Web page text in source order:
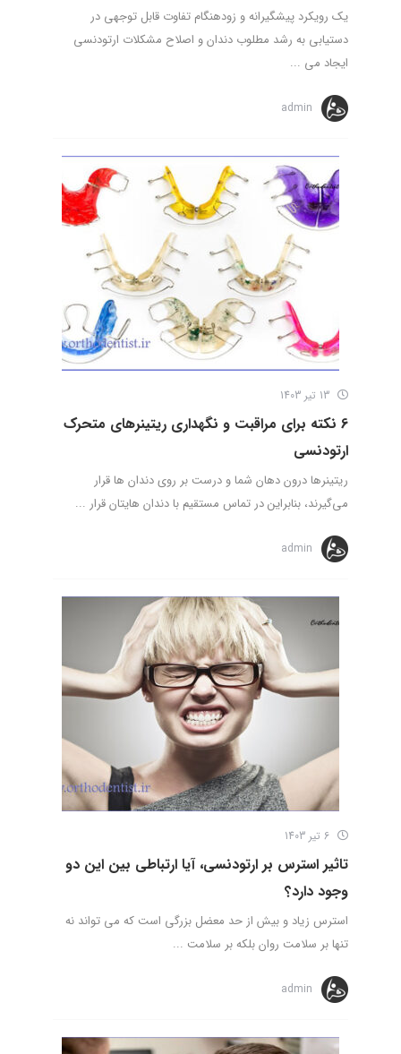
یک رویکرد پیشگیرانه و زودهنگام تفاوت قابل توجهی در
دستیابی به رشد مطلوب دندان و اصلاح مشکلات ارتودنسی
ایجاد می ...
admin
6 نکته برای مراقبت و نگهداری ریتینرهای متحرک
ارتودنسی
ریتینرها درون دهان شما و درست بر روی دندان ها قرار
می‌گیرند، بنابراین در تماس مستقیم با دندان هایتان قرار ...
admin
تاثیر استرس بر ارتودنسی، آیا ارتباطی بین این دو
وجود دارد؟
استرس زیاد و بیش از حد معضل بزرگی است که می تواند نه
تنها بر سلامت روان بلکه بر سلامت ...
admin